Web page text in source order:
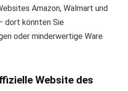
Amazon, Walmart und
dort könnten Sie
oder minderwertige Ware
Website des